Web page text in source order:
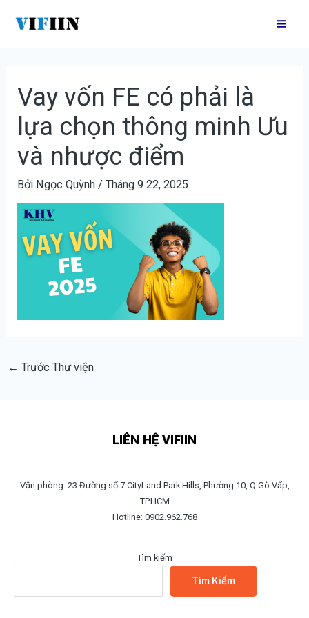
nội
Vay vốn FE có phải là
lựa chọn thông minh Ưu
và nhược điểm
Bởi Ngọc Quỳnh /Tháng 9 22, 2025
hướng
bài
← Trước Thư viện
LIÊN HỆ VIFIIN
Văn phòng: 23 Đường số 7 CityLand Park Hills, Phường 10, Q.Gò Vấp,
TP.HCM
Hotline: 0902.962.768
Tìm kiếm
Tìm Kiếm